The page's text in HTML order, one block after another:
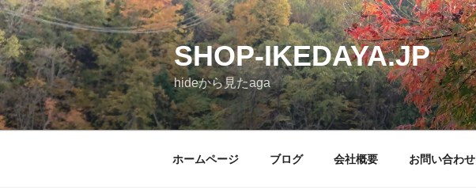
コ
ン
テ
ン
ツ
へ
ス
SHOP-IKEDAYA.JP
hideから見たaga
ホームページ ブログ 会社概要 お問い合わせ